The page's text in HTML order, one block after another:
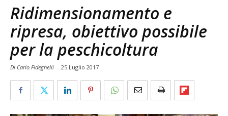
Ridimensionamento e
ripresa, obiettivo possibile
per la peschicoltura
Di Carlo Fideghelli - 25 Luglio 2017